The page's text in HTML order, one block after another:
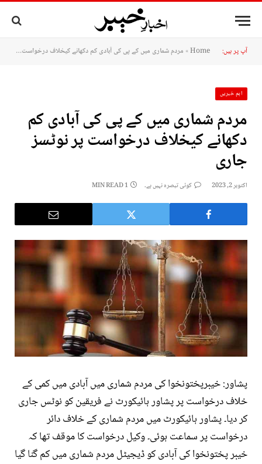
آپ پر ہیں: Home
» مردم شماری میں کے پی کی آبادی کم دکھانے کیخلاف درخواست پر نوٹسز جاری
اہم خبریں
مردم شماری میں کے پی کی آبادی کم
دکھانے کیخلاف درخواست پر نوٹسز
جاری
اکتوبر 2, 2023 کوئی تبصرہ نہیں ہے۔ 1 MIN READ
پشاور: خیبرپختونخوا کی مردم شماری میں آبادی میں کمی کے
خلاف درخواست پر پشاور ہائیکورٹ نے فریقین کو نوٹس جاری
کر دیا۔ پشاور ہائیکورٹ میں مردم شماری کے خلاف دائر
درخواست پر سماعت ہوئی۔ وکیل درخواست کا موقف تھا کہ
خیبر پختونخوا کی آبادی کو ڈیجیٹل مردم شماری میں کم گنا گیا